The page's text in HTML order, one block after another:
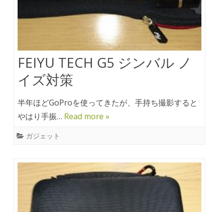
FEIYU TECH G5 ジンバル ノ
イズ対策
半年ほどGoProを使ってきたが、手持ち撮影すると
やはり手振… Read more »
ガジェット